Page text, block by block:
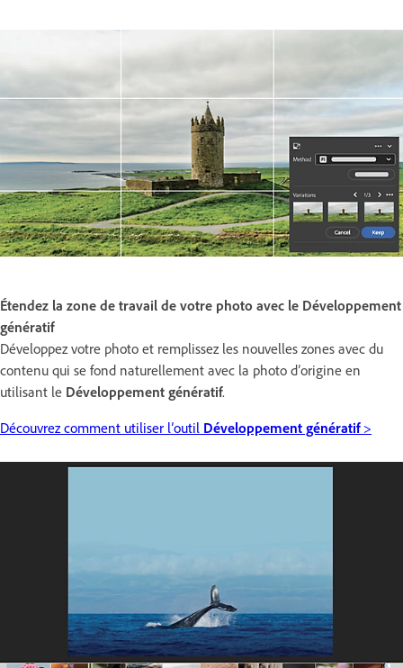
Étendez la zone de travail de votre photo avec le Développement
génératif
Développez votre photo et remplissez les nouvelles zones avec du
contenu qui se fond naturellement avec la photo d’origine en
utilisant le Développement génératif.
Découvrez comment utiliser l’outil Développement génératif>